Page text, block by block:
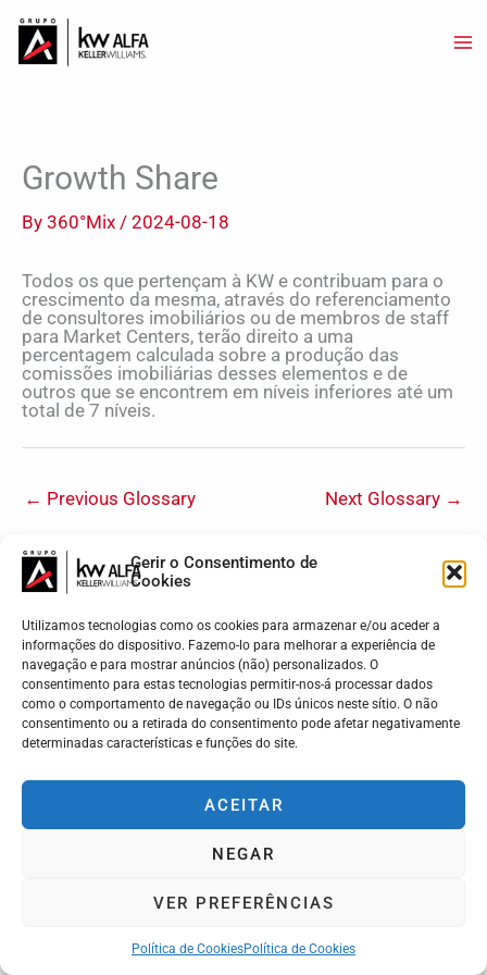
Gerir o Consentimento de
Cookies
Utilizamos tecnologias como os cookies para armazenar e/ou aceder a
informações do dispositivo. Fazemo-lo para melhorar a experiência de
navegação e para mostrar anúncios (não) personalizados. O
consentimento para estas tecnologias permitir-nos-á processar dados
como o comportamento de navegação ou IDs únicos neste sítio. O não
consentimento ou a retirada do consentimento pode afetar negativamente
determinadas características e funções do site.
ACEITAR
NEGAR
VER PREFERÊNCIAS
Política de CookiesPolítica de Cookies
content
Growth Share
By 360°Mix / 2024-08-18
Todos os que pertençam à KW e contribuam para o
crescimento da mesma, através do referenciamento
de consultores imobiliários ou de membros de staff
para Market Centers, terão direito a uma
percentagem calculada sobre a produção das
comissões imobiliárias desses elementos e de
outros que se encontrem em níveis inferiores até um
total de 7 níveis.
← Previous Glossary Next Glossary →
KW ALFA | Madeira - Lisboa - Porto - Braga
Cada Market Center da Keller Williams é de propriedade e
gestão independente.
Termos e Condições
Livro de Reclamações